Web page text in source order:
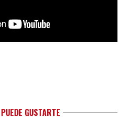
GUSTARTE